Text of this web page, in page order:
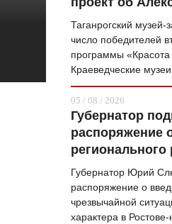
Таганрогский
число победителей
программы «Красота
Краеведческие
05 / 08 / 2026
Губернатор
распоряжение
Губернатор Юрий
распоряжение о
чрезвычайной
характера в